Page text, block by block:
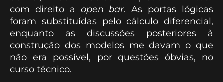
com direito a open bar. As portas lógicas
foram substituídas pelo cálculo diferencial,
enquanto as discussões posteriores à
construção dos modelos me davam o que
não era possível, por questões óbvias, no
curso técnico.